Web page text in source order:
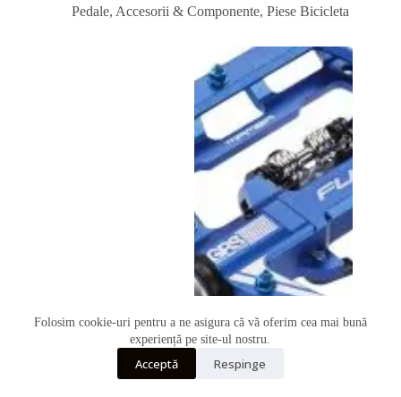
Folosim cookie-uri pentru a ne asigura că vă oferim cea mai bună
experiență pe site-ul nostru.
Acceptă Respinge
Pedale, Accesorii & Componente, Piese Bicicleta